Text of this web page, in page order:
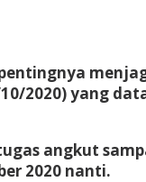
2020) yang
angkut
2020 nanti.